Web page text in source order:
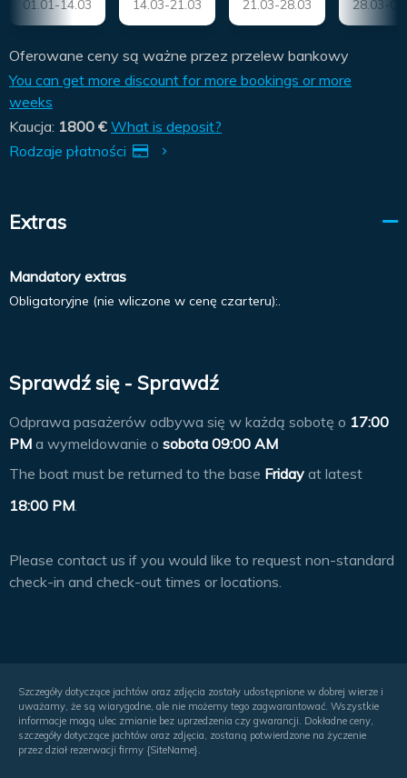
01.01-14.03 14.03-21.03 21.03-28.03 28.03-
Oferowane ceny są ważne przez przelew bankowy
You can get more discount for more bookings or more
weeks
Kaucja: 1800 € What is deposit?
Rodzaje płatności
Extras
Mandatory extras
Obligatoryjne (nie wliczone w cenę czarteru):.
Sprawdź się - Sprawdź
Odprawa pasażerów odbywa się w każdą sobotę o 17:00
PM a wymeldowanie o sobota 09:00 AM
The boat must be returned to the base Friday at latest
18:00 PM
Please contact us if you would like to request non-standard
check-in and check-out times or locations.
Szczegóły dotyczące jachtów oraz zdjęcia zostały udostępnione w dobrej wierze i
uważamy, że są wiarygodne, ale nie możemy tego zagwarantować. Wszystkie
informacje mogą ulec zmianie bez uprzedzenia czy gwarancji. Dokładne ceny,
szczegóły dotyczące jachtów oraz zdjęcia, zostaną potwierdzone na życzenie
przez dział rezerwacji firmy {SiteName}.